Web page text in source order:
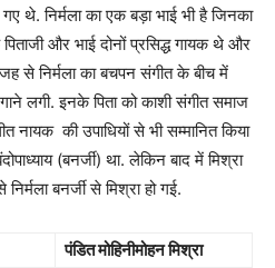
निर्मला का एक बड़ा भाई भी है जिनका
पिताजी और भाई दोनों प्रसिद्ध गायक थे और
से निर्मला का बचपन संगीत के बीच में
लगी. इनके पिता को काशी संगीत समाज
की उपाधियों से भी सम्मानित किया
(बनर्जी) था. लेकिन बाद में मिश्रा
बनर्जी से मिश्रा हो गई.
पंडित मोहिनीमोहन मिश्रा